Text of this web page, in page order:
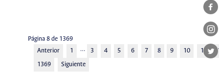
Página 8 de 1369
Anterior
1 … 3 4 5 6 7 8 9 10 11
1369
Siguiente